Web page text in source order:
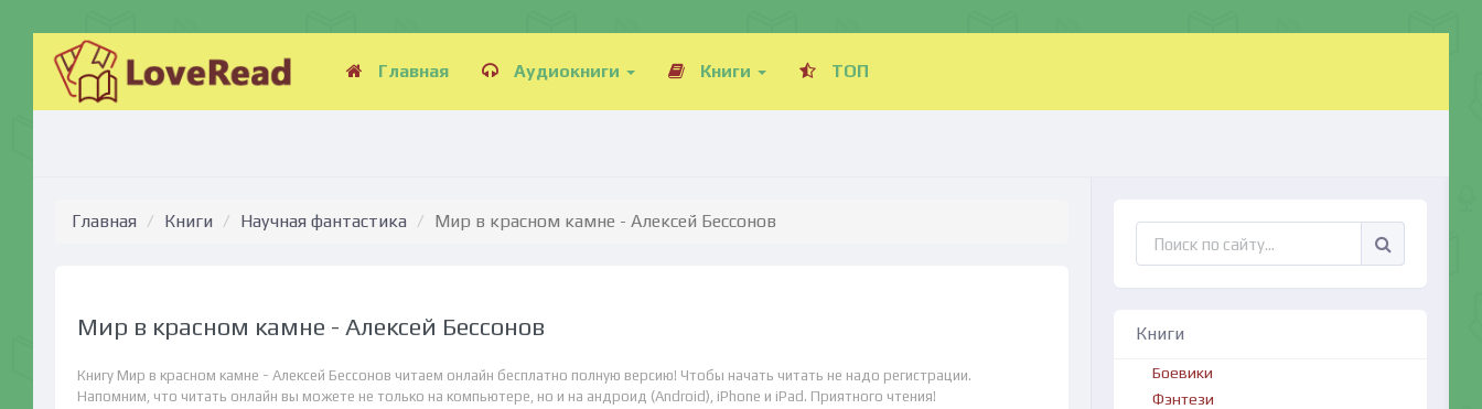
Главная Аудиокниги Книги ТОП
Главная Книги Научная фантастика Мир в красном камне - Алексей Бессонов
Мир в красном камне - Алексей Бессонов
Книгу Мир в красном камне - Алексей Бессонов читаем онлайн бесплатно полную версию! Чтобы начать читать не надо регистрации.
Напомним, что читать онлайн вы можете не только на компьютере, но и на андроид (Android), iPhone и iPad. Приятного чтения!
Книги
Боевики
Фэнтези